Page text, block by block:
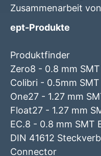
Zusammenarbeit
ept-Produkte
Produktfinder
Zero8 - 0.8 mm SMT
Colibri - 0.5mm SMT
One27 - 1.27 mm
Float27 - 1.27 mm
EC.8 - 0.8 mm SMT
DIN 41612
Connector